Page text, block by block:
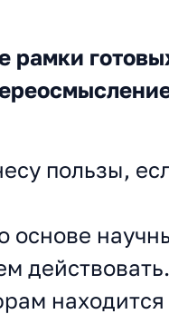
рамки
пользы,
основе
действовать.